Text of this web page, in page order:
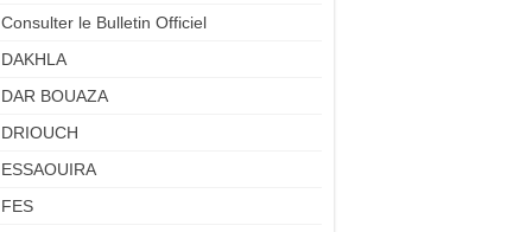
Consulter le Bulletin Officiel
DAKHLA
DAR BOUAZA
DRIOUCH
ESSAOUIRA
FES